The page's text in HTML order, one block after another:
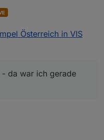
- da war ich gerade
keine warnstufe 4
Österreich in VIS
da war ich gerade